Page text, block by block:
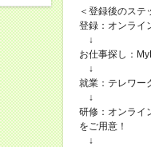
＜登録後のステ
登録：オンライ
↓
お仕事探し：
↓
就業：テレワー
↓
研修：オンライ
をご用意！
↓